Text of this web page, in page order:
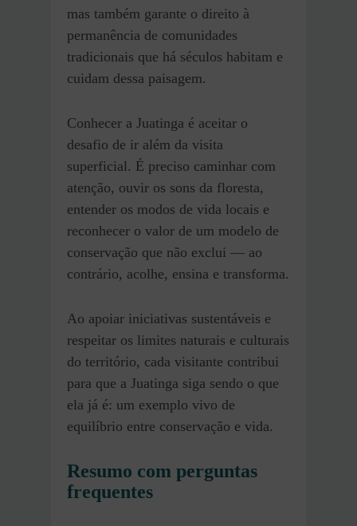
mas também garante o direito à
permanência de comunidades
tradicionais que há séculos habitam e
cuidam dessa paisagem.
Conhecer a Juatinga é aceitar o
desafio de ir além da visita
superficial. É preciso caminhar com
atenção, ouvir os sons da floresta,
entender os modos de vida locais e
reconhecer o valor de um modelo de
conservação que não exclui — ao
contrário, acolhe, ensina e transforma.
Ao apoiar iniciativas sustentáveis e
respeitar os limites naturais e culturais
do território, cada visitante contribui
para que a Juatinga siga sendo o que
ela já é: um exemplo vivo de
equilíbrio entre conservação e vida.
Resumo com perguntas
frequentes